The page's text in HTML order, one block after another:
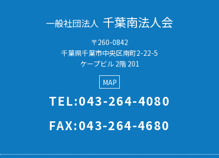
一般社団法人 千葉南法人会
〒260-0842
千葉県千葉市中央区南町2-22-5
ケープビル 2階 201
MAP
TEL:043-264-4080
FAX:043-264-4680